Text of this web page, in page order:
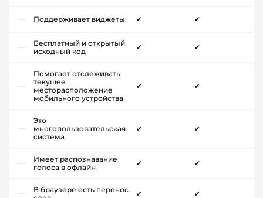
Поддерживает виджеты ✔ ✔
Бесплатный и открытый
исходный код
✔ ✔
Помогает отслеживать
текущее
месторасположение
мобильного устройства
✔ ✔
Это
многопользовательская
система
✔ ✔
Имеет распознавание
голоса в офлайн
✔ ✔
В браузере есть перенос
✔ ✔